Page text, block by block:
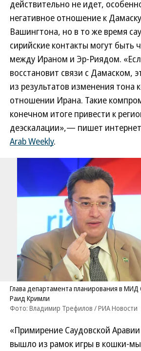
действительно не идет,
негативное отношение к
Вашингтона, но в то же время
сирийские контакты могут быть
между Ираном и Эр-Риядом.
восстановит связи с Дамаском,
из результатов изменения тона
отношении Ирана. Такие
конечном итоге привести к
деэскалации»,— пишет
Arab Weekly.
Глава департамента планирования в МИД
Раид Кримли
Фото: Владимир Трефилов / РИА Новости
«Примирение Саудовской
вышло из рамок игры в кошки-